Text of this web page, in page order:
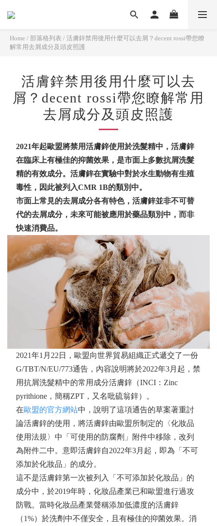
Home / 部落格列表 / 活膚鋅禁用後用什麼可以去屑？decent rossi帶您瞭
解常用去屑成分及頭皮照護
活膚鋅禁用後用什麼可以去
屑？decent rossi帶您瞭解常用
去屑成分及頭皮照護
2021年起歐盟將禁用活膚鋅使用於洗髮精中，活膚鋅
在臨床上有極佳的抑菌效果，是市面上多數抗屑洗髮
精的有效成分。活膚鋅在實驗中對於水生動物有生殖
毒性，因此被列入CMR 1B的類別中。
市面上常見的去屑成分各有特色， 活膚鋅並非不可替
代的去屑成分，未來可能被應用於藥品類別中，而非
快速消費品。
2021年1月22日，歐盟向世界貿易組織正式遞交了一份
G/TBT/N/EU/773通告，內容說明將於2022年3月起，禁
用抗屑洗髮精中的常用成分活膚鋅（INCI：Zinc
pyrithione，簡稱ZPT，又名吡硫翁鋅）。
在歐盟的官方網站中，說明了這項通告的草案著重討
論活膚鋅的使用，將活膚鋅由歐盟所制定的〈化妝品
使用法規〉中「可使用的防腐劑」附件中移除，改列
為附件二中。意即活膚鋅自2022年3月起，即為「不可
添加於化妝品」的成分。
這不是活膚鋅第一次被列入「不可添加於化妝品」的
成分中，於2019年時，化妝品產業已和歐盟進行過攻
防戰。當時化妝品產業聲稱添加低濃度的活膚鋅
（1%）於洗劑中不僅安全，且有極佳的抑菌效果。消